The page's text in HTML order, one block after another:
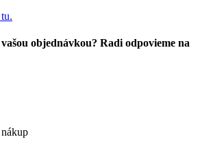
objednávkou? Radi odpovieme na